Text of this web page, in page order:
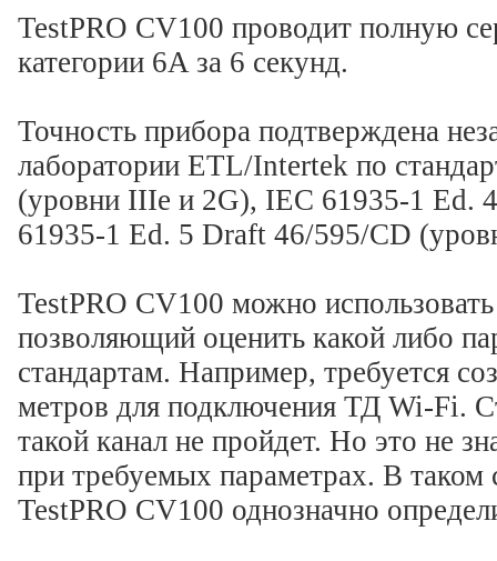
TestPRO CV100 проводит полную
категории 6A за 6 секунд.
Точность прибора подтверждена
лаборатории ETL/Intertek по
(уровни IIIe и 2G), IEC 61935-1 Ed.
61935-1 Ed. 5 Draft 46/595/CD
TestPRO CV100 можно
позволяющий оценить какой либо
стандартам. Например, требуется
метров для подключения ТД Wi-Fi.
такой канал не пройдет. Но это не
при требуемых параметрах. В таком
TestPRO CV100 однозначно